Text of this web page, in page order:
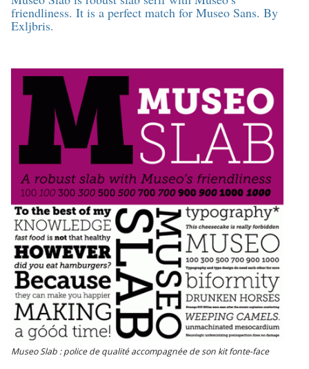
friendliness. It is a perfect match for Museo Sans. By
Exljbris.
Museo Slab : police de qualité accompagnée de son kit fonte-face